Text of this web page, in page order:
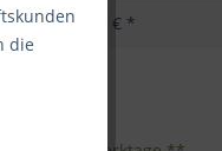
3,34 € *
die